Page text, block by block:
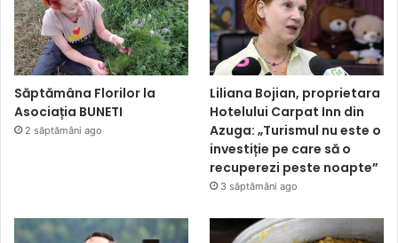
Săptămâna Florilor la
Asociația BUNETI
2 săptămâni ago
Liliana Bojian, proprietara
Hotelului Carpat Inn din
Azuga: „Turismul nu este o
investiție pe care să o
recuperezi peste noapte”
3 săptămâni ago